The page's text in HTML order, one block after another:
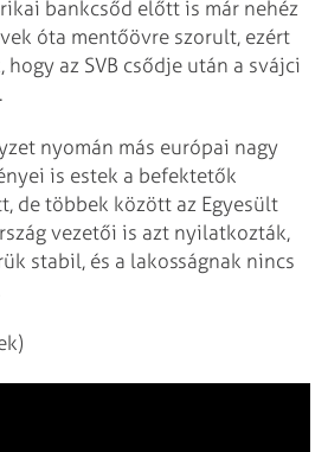
bankcsőd előtt is már nehéz
óta mentőövre szorult, ezért
az SVB csődje után a svájci
nyomán más európai nagy
is estek a befektetők
de többek között az Egyesült
vezetői is azt nyilatkozták,
stabil, és a lakosságnak nincs